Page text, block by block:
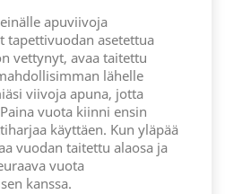
apuviivoja
tapettivuodan asetettua
vettynyt, avaa taitettu
lähelle
viivoja apuna, jotta
vuota kiinni ensin
käyttäen. Kun yläpää
vuodan taitettu alaosa ja
vuota
kanssa.